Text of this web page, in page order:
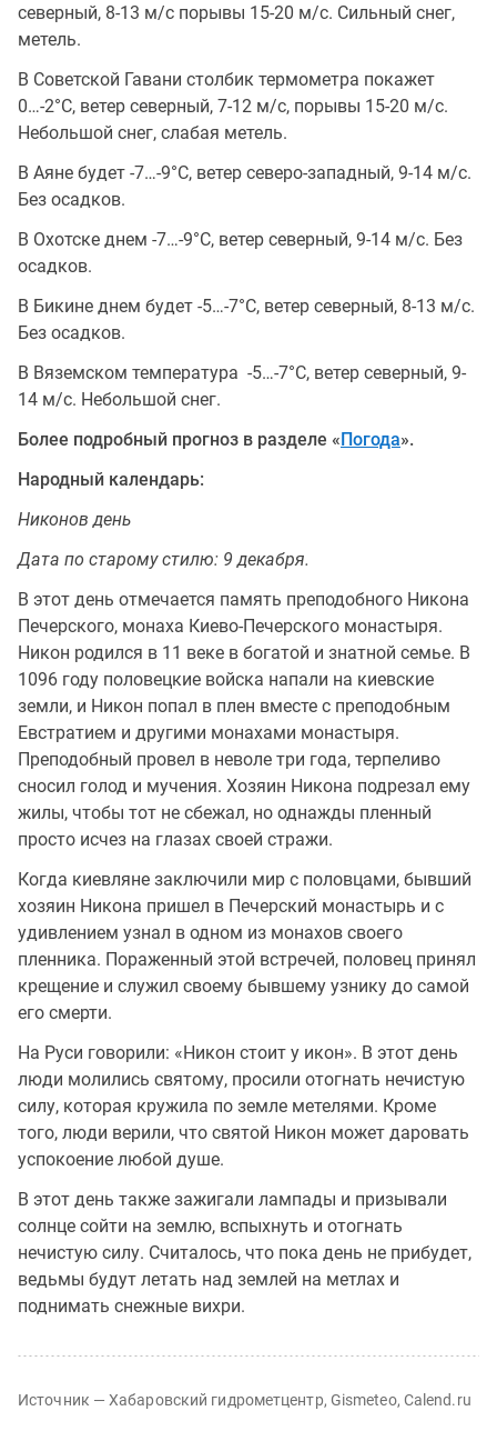
северный, 8-13 м/с порывы 15-20 м/с. Сильный снег,
метель.
В Советской Гавани столбик термометра покажет
0…-2°C, ветер северный, 7-12 м/с, порывы 15-20 м/с.
Небольшой снег, слабая метель.
В Аяне будет -7…-9°C, ветер северо-западный, 9-14 м/с.
Без осадков.
В Охотске днем -7…-9°C, ветер северный, 9-14 м/с. Без
осадков.
В Бикине днем будет -5…-7°C, ветер северный, 8-13 м/с.
Без осадков.
В Вяземском температура -5…-7°C, ветер северный, 9-
14 м/с. Небольшой снег.
Более подробный прогноз в разделе «Погода».
Народный календарь:
Никонов день
Дата по старому стилю: 9 декабря.
В этот день отмечается память преподобного Никона
Печерского, монаха Киево-Печерского монастыря.
Никон родился в 11 веке в богатой и знатной семье. В
1096 году половецкие войска напали на киевские
земли, и Никон попал в плен вместе с преподобным
Евстратием и другими монахами монастыря.
Преподобный провел в неволе три года, терпеливо
сносил голод и мучения. Хозяин Никона подрезал ему
жилы, чтобы тот не сбежал, но однажды пленный
просто исчез на глазах своей стражи.
Когда киевляне заключили мир с половцами, бывший
хозяин Никона пришел в Печерский монастырь и с
удивлением узнал в одном из монахов своего
пленника. Пораженный этой встречей, половец принял
крещение и служил своему бывшему узнику до самой
его смерти.
На Руси говорили: «Никон стоит у икон». В этот день
люди молились святому, просили отогнать нечистую
силу, которая кружила по земле метелями. Кроме
того, люди верили, что святой Никон может даровать
успокоение любой душе.
В этот день также зажигали лампады и призывали
солнце сойти на землю, вспыхнуть и отогнать
нечистую силу. Считалось, что пока день не прибудет,
ведьмы будут летать над землей на метлах и
поднимать снежные вихри.
Источник — Хабаровский гидрометцентр, Gismeteo, Calend.ru